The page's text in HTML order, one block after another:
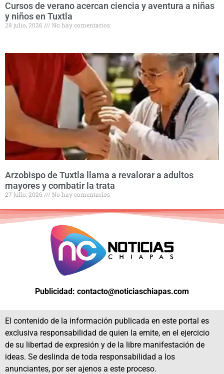
Cursos de verano acercan ciencia y aventura a niñas
y niños en Tuxtla
28 julio, 2026 No hay comentarios
Arzobispo de Tuxtla llama a revalorar a adultos
mayores y combatir la trata
27 julio, 2026 No hay comentarios
Publicidad: contacto@noticiaschiapas.com
El contenido de la información publicada en este portal es
exclusiva responsabilidad de quien la emite, en el ejercicio
de su libertad de expresión y de la libre manifestación de
ideas. Se deslinda de toda responsabilidad a los
anunciantes, por ser ajenos a este proceso.